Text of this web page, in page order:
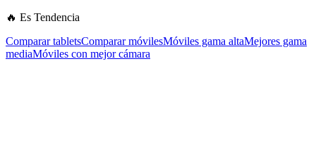
🔥 Es Tendencia
Comparar tabletsComparar móvilesMóviles gama altaMejores gama
mediaMóviles con mejor cámara